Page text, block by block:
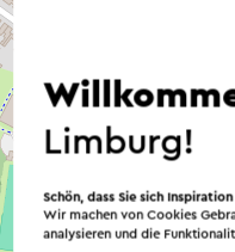
Limburg!
Schön, dass Sie sich
Wir machen von Cookies
analysieren und die